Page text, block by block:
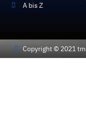
A bis Z
Copyright © 2021